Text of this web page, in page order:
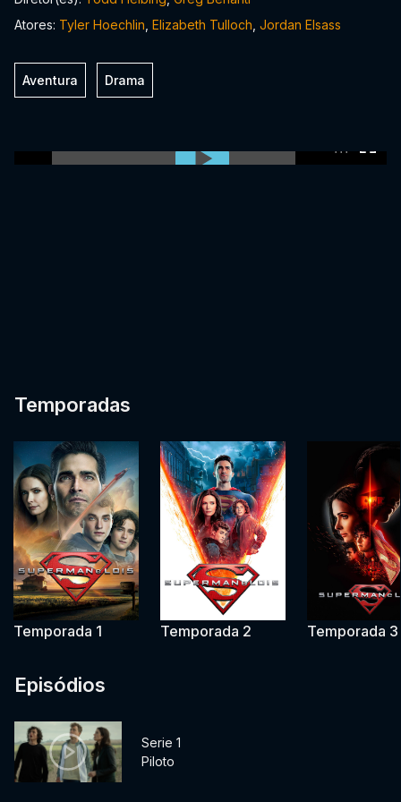
Atores: Tyler Hoechlin Elizabeth Tulloch Jordan Elsass
Aventura Drama
Temporadas
Temporada 1 Temporada 2 Temporada 3
Episódios
Serie 1
Piloto